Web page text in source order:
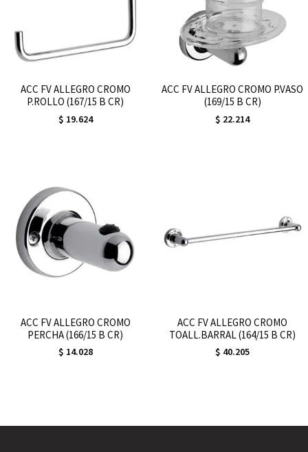
ACC FV ALLEGRO CROMO
P.ROLLO (167/15 B CR)
$ 19.624
ACC FV ALLEGRO CROMO P.VASO
(169/15 B CR)
$ 22.214
ACC FV ALLEGRO CROMO
PERCHA (166/15 B CR)
$ 14.028
ACC FV ALLEGRO CROMO
TOALL.BARRAL (164/15 B CR)
$ 40.205